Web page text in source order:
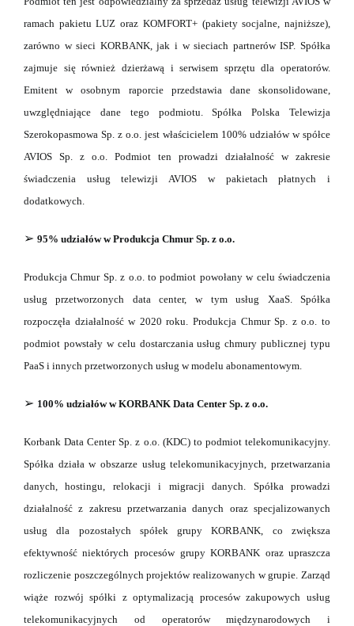
ramach pakietu LUZ oraz KOMFORT+ (pakiety socjalne, najniższe),
zarówno w sieci KORBANK, jak i w sieciach partnerówISP. Spółka
zajmuje się również dzierżawą i serwisem sprzętu dla operatorów.
Emitent wosobnym raporcie przedstawia dane skonsolidowane,
uwzględniające dane tego podmiotu.Spółka Polska Telewizja
Szerokopasmowa Sp. z o.o. jest właścicielem 100% udziałów w spółce
AVIOS Sp. z o.o. Podmiot ten prowadzi działalność w zakresie
świadczenia usług telewizji AVIOS w pakietach płatnych i
dodatkowych.
➢ 95% udziałów w Produkcja Chmur Sp. z o.o.
Produkcja Chmur Sp. z o.o. to podmiot powołany w celu świadczenia
usług przetworzonych data center, w tym usług XaaS. Spółka
rozpoczęła działalność w 2020 roku. Produkcja Chmur Sp. z o.o. to
podmiot powstały w celu dostarczania usług chmury publicznej typu
PaaS i innych przetworzonych usług w modelu abonamentowym.
➢ 100% udziałów w KORBANK Data Center Sp. z o.o.
Korbank Data Center Sp. z o.o. (KDC) to podmiot telekomunikacyjny.
Spółka działa w obszarze usług telekomunikacyjnych, przetwarzania
danych, hostingu, relokacji i migracji danych. Spółka prowadzi
działalność z zakresu przetwarzania danych oraz specjalizowanych
usług dla pozostałych spółek grupy KORBANK, co zwiększa
efektywność niektórych procesów grupyKORBANK oraz upraszcza
rozliczenie poszczególnych projektów realizowanych w grupie. Zarząd
wiąże rozwój spółki z optymalizacją procesów zakupowych usług
telekomunikacyjnych od operatorów międzynarodowych i